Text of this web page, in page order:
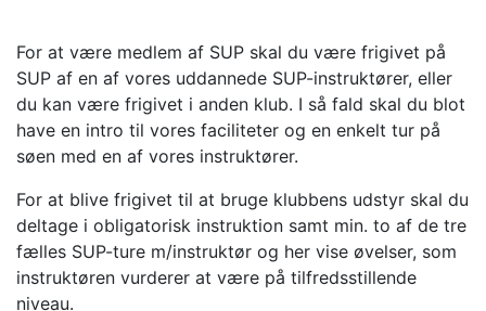
For at være medlem af SUP skal du være frigivet på
SUP af en af vores uddannede SUP-instruktører, eller
du kan være frigivet i anden klub. I så fald skal du blot
have en intro til vores faciliteter og en enkelt tur på
søen med en af vores instruktører.
For at blive frigivet til at bruge klubbens udstyr skal du
deltage i obligatorisk instruktion samt min. to af de tre
fælles SUP-ture m/instruktør og her vise øvelser, som
instruktøren vurderer at være på tilfredsstillende
niveau.